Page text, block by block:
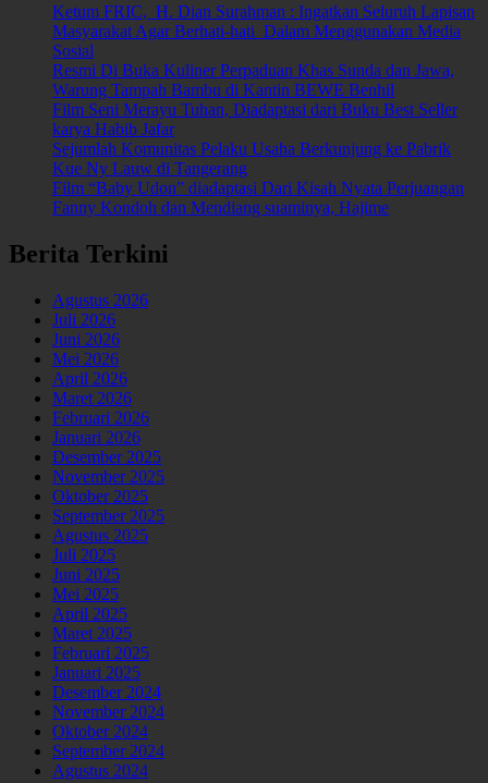
Ketum FRIC, H. Dian Surahman : Ingatkan Seluruh Lapisan
Masyarakat Agar Berhati-hati Dalam Menggunakan Media
Sosial
Resmi Di Buka Kuliner Perpaduan Khas Sunda dan Jawa,
Warung Tampah Bambu di Kantin BEWE Benhil
Film Seni Merayu Tuhan, Diadaptasi dari Buku Best Seller
karya Habib Jafar
Sejumlah Komunitas Pelaku Usaha Berkunjung ke Pabrik
Kue Ny Lauw di Tangerang
Film “Baby Udon” diadaptasi Dari Kisah Nyata Perjuangan
Fanny Kondoh dan Mendiang suaminya, Hajime
Berita Terkini
Agustus 2026
Juli 2026
Juni 2026
Mei 2026
April 2026
Maret 2026
Februari 2026
Januari 2026
Desember 2025
November 2025
Oktober 2025
September 2025
Agustus 2025
Juli 2025
Juni 2025
Mei 2025
April 2025
Maret 2025
Februari 2025
Januari 2025
Desember 2024
November 2024
Oktober 2024
September 2024
Agustus 2024